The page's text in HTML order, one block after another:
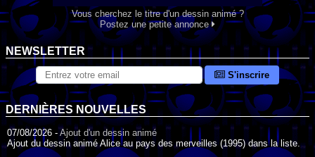
Vous cherchez le titre d'un dessin animé ?
Postez une petite annonce
NEWSLETTER
S'inscrire
DERNIÈRES NOUVELLES
07/08/2026 - Ajout d'un dessin animé
Ajout du dessin animé Alice au pays des merveilles (1995) dans la liste.